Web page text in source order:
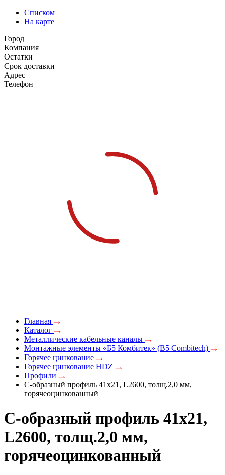
Списком
На карте
Город
Компания
Остатки
Срок доставки
Адрес
Телефон
Главная
Каталог
Металлические кабельные каналы
Монтажные элементы «Б5 Комбитек» (B5 Combitech)
Горячее цинкование
Горячее цинкование HDZ
Профили
С-образный профиль 41х21, L2600, толщ.2,0 мм,
горячеоцинкованный
С-образный профиль 41х21,
L2600, толщ.2,0 мм,
горячеоцинкованный